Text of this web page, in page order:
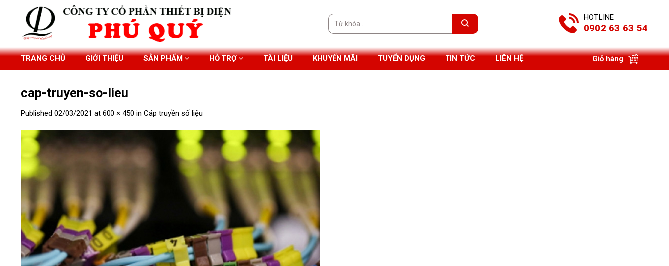
Tìm
kiếm:
HOTLINE
0902 63 63 54
TRANG CHỦ GIỚI THIỆU SẢN PHẨM HỖ TRỢ TÀI LIỆU KHUYẾN MÃI TUYỂN DỤNG TIN TỨC LIÊN HỆ Giỏ hàng
cap-truyen-so-lieu
Published 02/03/2021 at 600 × 450 in Cáp truyền số liệu